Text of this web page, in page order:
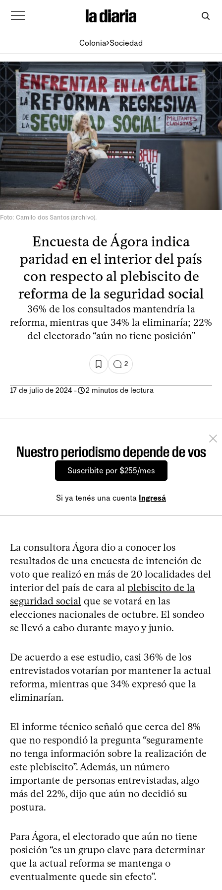
Colonia Sociedad
Foto: Camilo dos Santos (archivo).
Encuesta de Ágora indica
paridad en el interior del país
con respecto al plebiscito de
reforma de la seguridad social
36% de los consultados mantendría la
reforma, mientras que 34% la eliminaría; 22%
del electorado “aún no tiene posición”
2
17 de julio de 2024 - 2 minutos de lectura
Nuestro periodismo depende de vos
Suscribite por $255/mes
Si ya tenés una cuenta Ingresá
La consultora Ágora dio a conocer los
resultados de una encuesta de intención de
voto que realizó en más de 20 localidades del
interior del país de cara al plebiscito de la
seguridad social que se votará en las
elecciones nacionales de octubre. El sondeo
se llevó a cabo durante mayo y junio.
De acuerdo a ese estudio, casi 36% de los
entrevistados votarían por mantener la actual
reforma, mientras que 34% expresó que la
eliminarían.
El informe técnico señaló que cerca del 8%
que no respondió la pregunta “seguramente
no tenga información sobre la realización de
este plebiscito”. Además, un número
importante de personas entrevistadas, algo
más del 22%, dijo que aún no decidió su
postura.
Para Ágora, el electorado que aún no tiene
posición “es un grupo clave para determinar
que la actual reforma se mantenga o
eventualmente quede sin efecto”.